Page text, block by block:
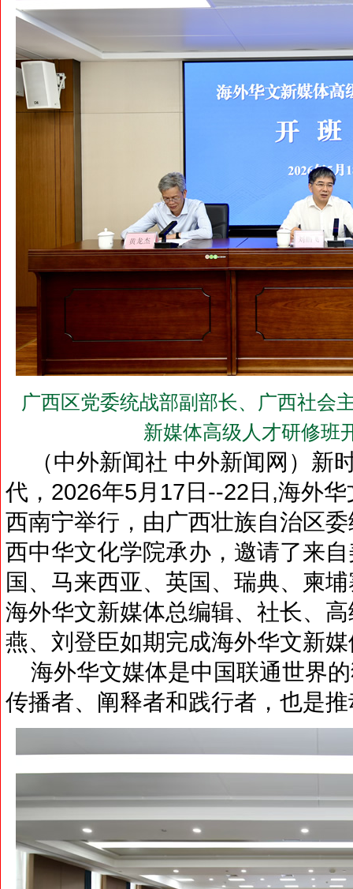
广西区党委统战部副部长、广西社会
新媒体高级人才研修班
（中外新闻社 中外新闻网）新
代，2026年5月17日--22日,海外
西南宁举行，由广西壮族自治区
西中华文化学院承办，邀请了来
国、马来西亚、英国、瑞典、柬
海外华文新媒体总编辑、社长、
燕、刘登臣如期完成海外华文新
海外华文媒体是中国联通世界
传播者、阐释者和践行者，也是